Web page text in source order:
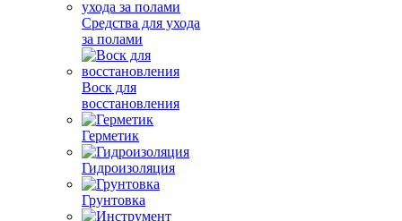
Средства для ухода
за полами
Воск для
восстановления
Герметик
Гидроизоляция
Грунтовка